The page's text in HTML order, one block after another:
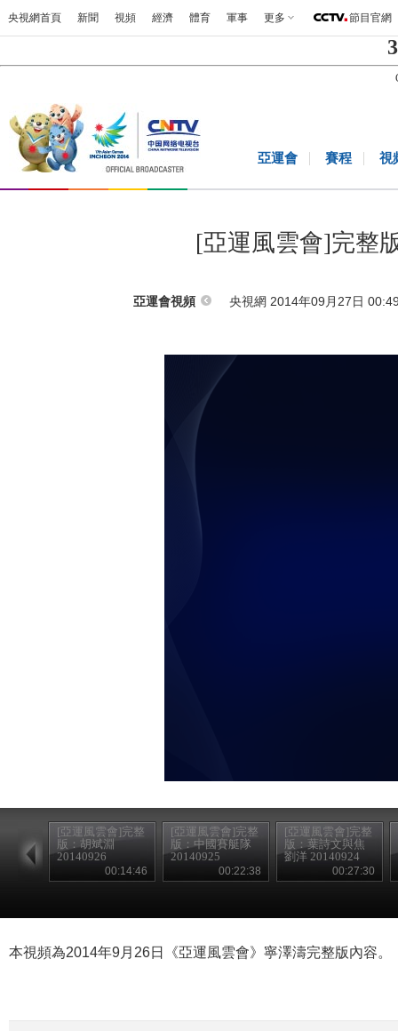
央視網首頁 新聞 視頻 經濟 體育 軍事 更多 節目官網
亞運會 賽程 視
[亞運風雲會]完整
亞運會視頻 央視網 2014年09月27日
[亞運風雲會]完整
版：胡斌淵
20140926
00:14:46
[亞運風雲會]完整
版：中國賽艇隊
20140925
00:22:38
[亞運風雲會]完整
版：葉詩文與焦
劉洋 20140924
00:27:30
本視頻為2014年9月26日《亞運風雲會》寧澤濤完整版內容。